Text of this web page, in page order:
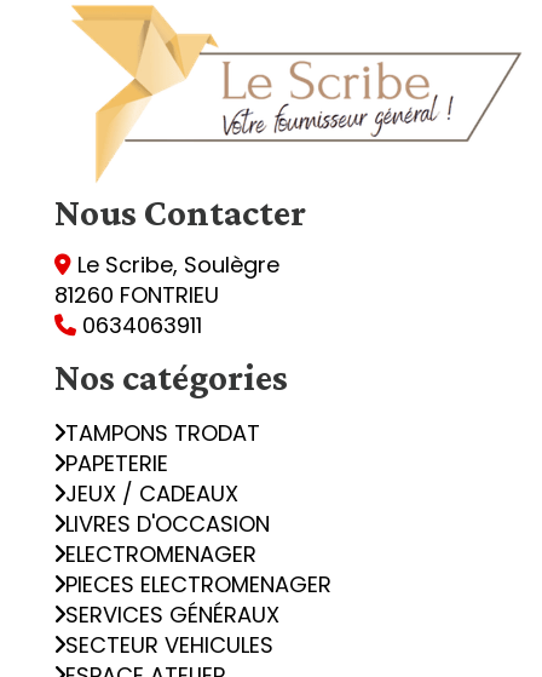
Nous Contacter
 Le Scribe, Soulègre
81260 FONTRIEU
 0634063911
Nos catégories
TAMPONS TRODAT
PAPETERIE
JEUX / CADEAUX
LIVRES D'OCCASION
ELECTROMENAGER
PIECES ELECTROMENAGER
SERVICES GÉNÉRAUX
SECTEUR VEHICULES